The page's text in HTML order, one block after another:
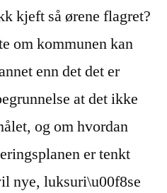
kjeft så ørene flagret?
om kommunen kan
enn det det er
at det ikke
og om hvordan
er tenkt
nye, luksuri\u00f8se